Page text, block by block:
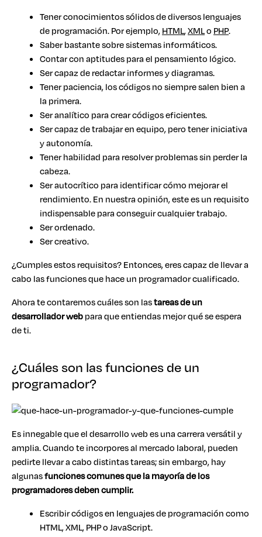
Tener conocimientos sólidos de diversos lenguajes
de programación. Por ejemplo,HTML,XMLo PHP.
Saber bastante sobre sistemas informáticos.
Contar con aptitudes para el pensamiento lógico.
Ser capaz de redactar informes y diagramas.
Tener paciencia, los códigos no siempre salen bien a
la primera.
Ser analítico para crear códigos eficientes.
Ser capaz de trabajar en equipo, pero tener iniciativa
y autonomía.
Tener habilidad para resolver problemas sin perder la
cabeza.
Ser autocrítico para identificar cómo mejorar el
rendimiento. En nuestra opinión, este es un requisito
indispensable para conseguir cualquier trabajo.
Ser ordenado.
Ser creativo.
¿Cumples estos requisitos? Entonces, eres capaz de llevar a
cabo las funciones que hace un programador cualificado.
Ahora te contaremos cuáles son lastareas de un
desarrollador webpara que entiendas mejor qué se espera
de ti.
¿Cuáles son las funciones de un
programador?
Es innegable que el desarrollo web es una carrera versátil y
amplia. Cuando te incorpores al mercado laboral, pueden
pedirte llevar a cabo distintas tareas; sin embargo, hay
algunasfunciones comunes que la mayoría de los
programadores deben cumplir.
Escribir códigos en lenguajes de programación como
HTML, XML, PHP o JavaScript.